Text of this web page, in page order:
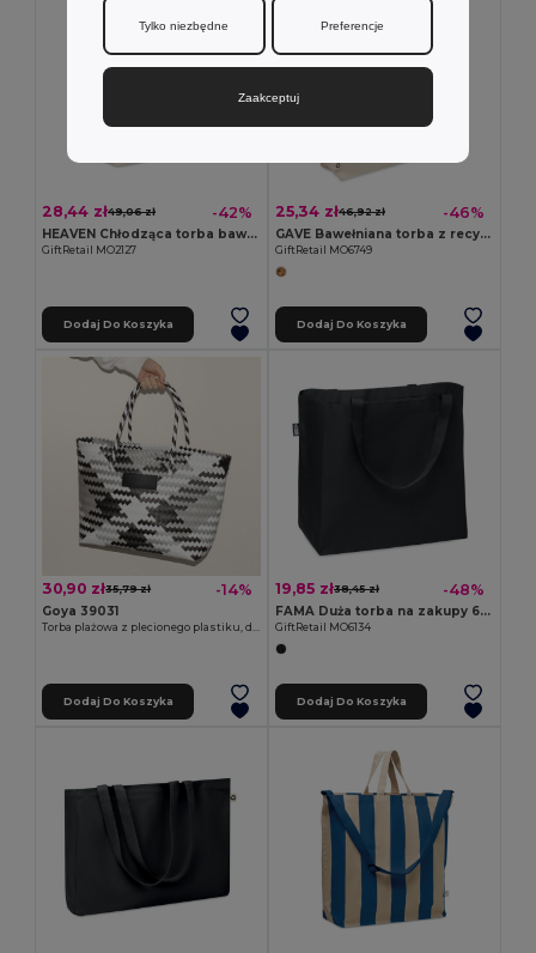
28,44 zł49,06 zł -42%
HEAVEN Chłodząca torba bawełniana
GiftRetail MO2127
Dodaj Do Koszyka
25,34 zł46,92 zł -46%
GAVE Bawełniana torba z recyklingu
GiftRetail MO6749
Dodaj Do Koszyka
30,90 zł35,79 zł -14%
Goya 39031
Torba plażowa z plecionego plastiku, długie uchwyty COAST
Dodaj Do Koszyka
19,85 zł38,45 zł -48%
FAMA Duża torba na zakupy 600D RPET
GiftRetail MO6134
Dodaj Do Koszyka
Tylko niezbędne Preferencje
Zaakceptuj